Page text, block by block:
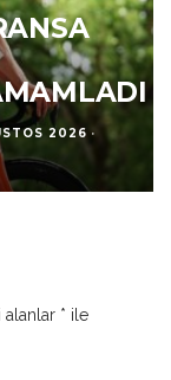
2026 ·
alanlar * ile